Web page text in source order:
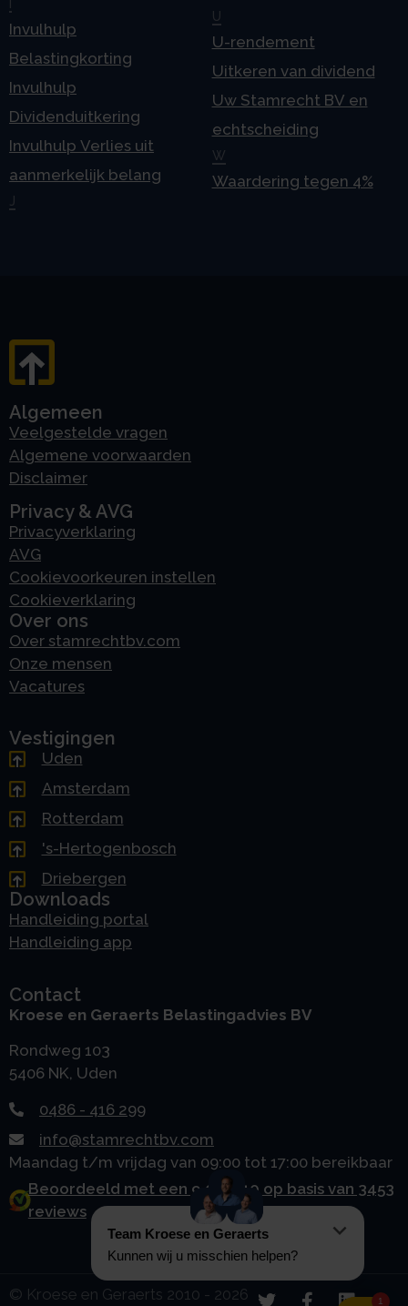
Invulhulp
Belastingkorting
Invulhulp
Dividenduitkering
Invulhulp Verlies uit
aanmerkelijk belang
U
U-rendement
Uitkeren van dividend
Uw Stamrecht BV en
echtscheiding
W
Waardering tegen 4%
Algemeen
Veelgestelde vragen
Algemene voorwaarden
Disclaimer
Privacy & AVG
Privacyverklaring
AVG
Cookievoorkeuren instellen
Cookieverklaring
Over ons
Over stamrechtbv.com
Onze mensen
Vacatures
Vestigingen
Uden
Amsterdam
Rotterdam
's-Hertogenbosch
Driebergen
Downloads
Handleiding portal
Handleiding app
Contact
Kroese en Geraerts Belastingadvies BV
Rondweg 103
5406 NK, Uden
0486 - 416 299
info@stamrechtbv.com
Maandag t/m vrijdag van 09:00 tot 17:00 bereikbaar
Beoordeeld met een 9.0 uit 10 op basis van 3453
reviews
© Kroese en Geraerts 2010 - 2026